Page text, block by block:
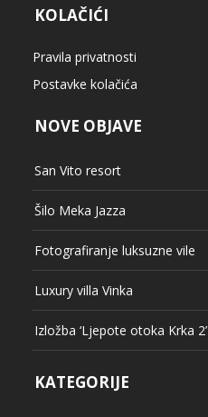
KOLAČIĆI
Pravila privatnosti
Postavke kolačića
NOVE OBJAVE
San Vito resort
Šilo Meka Jazza
Fotografiranje luksuzne vile
Luxury villa Vinka
Izložba ‘Ljepote otoka Krka 2’
KATEGORIJE